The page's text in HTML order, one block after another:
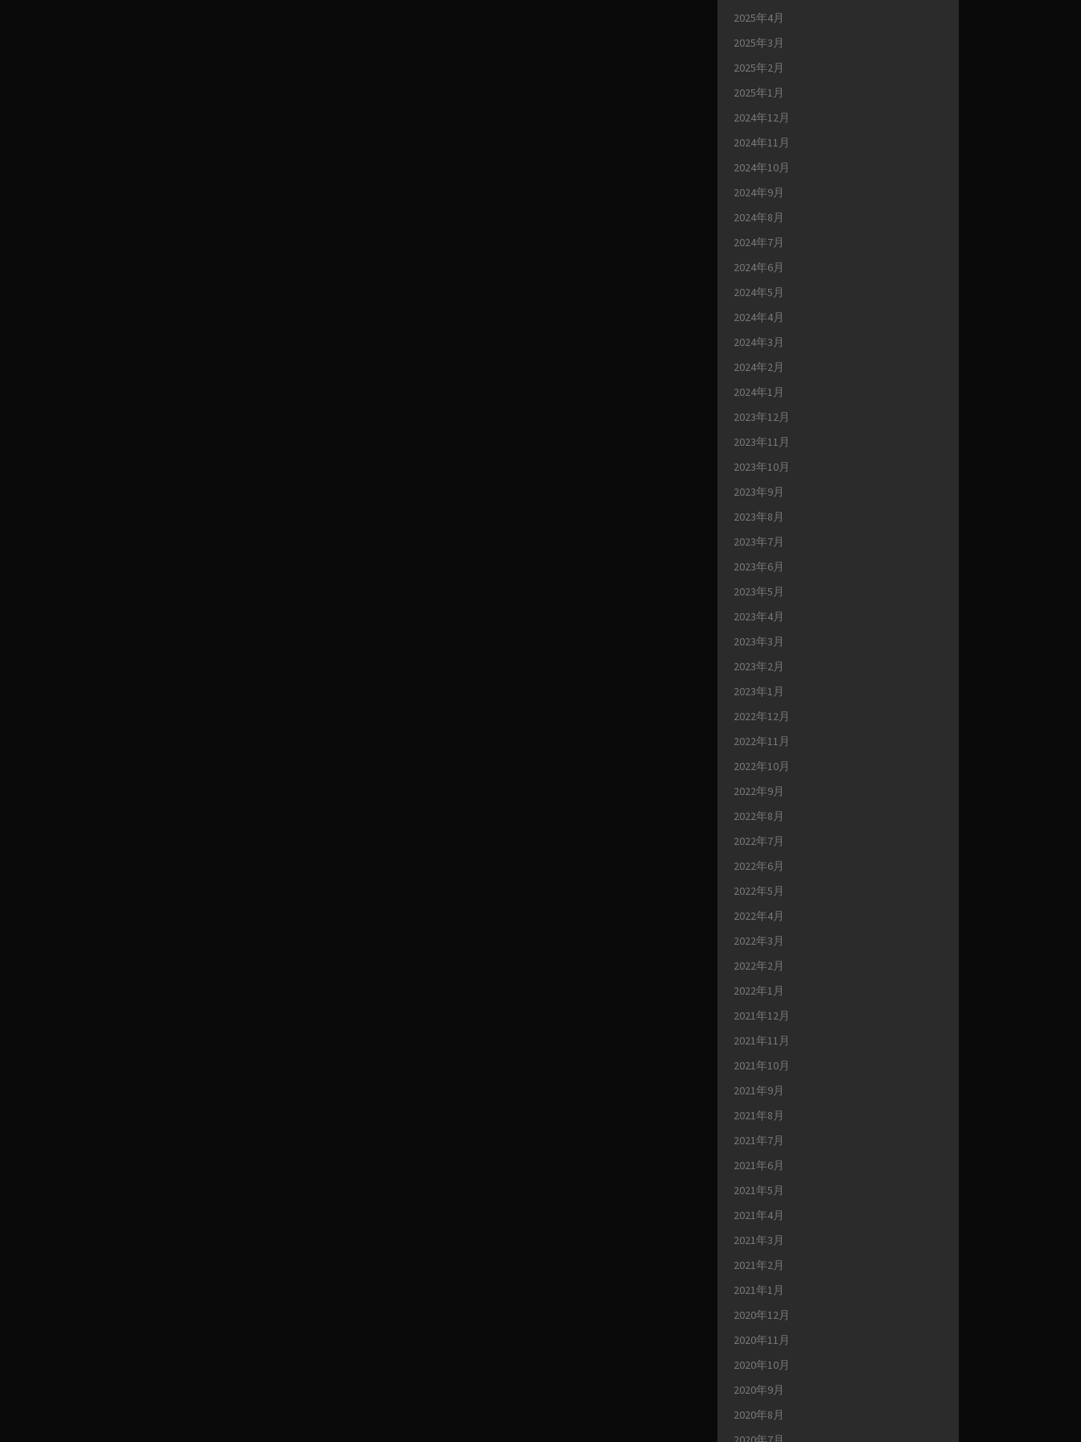
2025年4月
2025年3月
2025年2月
2025年1月
2024年12月
2024年11月
2024年10月
2024年9月
2024年8月
2024年7月
2024年6月
2024年5月
2024年4月
2024年3月
2024年2月
2024年1月
2023年12月
2023年11月
2023年10月
2023年9月
2023年8月
2023年7月
2023年6月
2023年5月
2023年4月
2023年3月
2023年2月
2023年1月
2022年12月
2022年11月
2022年10月
2022年9月
2022年8月
2022年7月
2022年6月
2022年5月
2022年4月
2022年3月
2022年2月
2022年1月
2021年12月
2021年11月
2021年10月
2021年9月
2021年8月
2021年7月
2021年6月
2021年5月
2021年4月
2021年3月
2021年2月
2021年1月
2020年12月
2020年11月
2020年10月
2020年9月
2020年8月